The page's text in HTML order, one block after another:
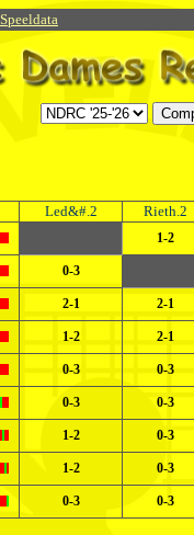
Speeldata
Led&#.2 Rieth.2
1-2
0-3
2-1 2-1
1-2 2-1
0-3 0-3
0-3 0-3
1-2 0-3
1-2 0-3
0-3 0-3